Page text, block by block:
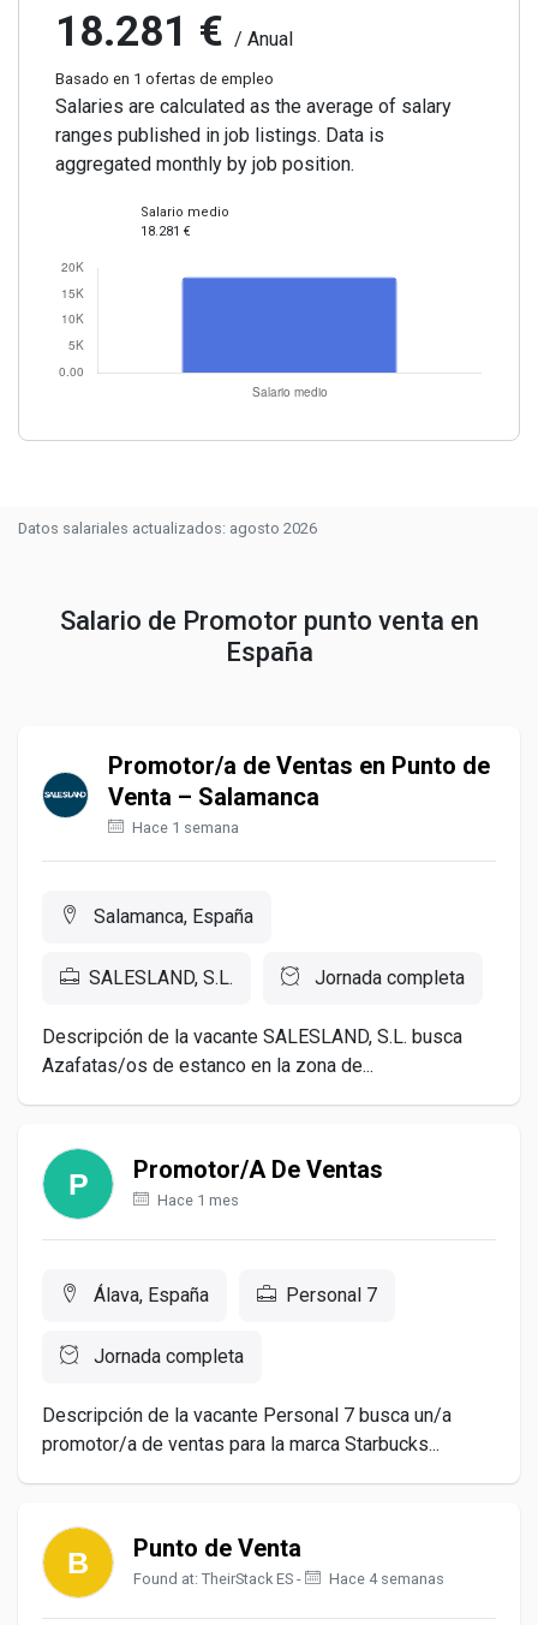
18.281 € / Anual
Basado en 1 ofertas de empleo
Salaries are calculated as the average of salary
ranges published in job listings. Data is
aggregated monthly by job position.
Salario medio
18.281 €
Datos salariales actualizados: agosto 2026
Salario de Promotor punto venta en
España
Promotor/a de Ventas en Punto de
Venta – Salamanca
Hace 1 semana
Salamanca, España
SALESLAND, S.L. Jornada completa
Descripción de la vacante SALESLAND, S.L. busca
Azafatas/os de estanco en la zona de...
Promotor/A De Ventas
Hace 1 mes
Álava, España Personal 7
Jornada completa
Descripción de la vacante Personal 7 busca un/a
promotor/a de ventas para la marca Starbucks...
Punto de Venta
Found at: TheirStack ES - Hace 4 semanas